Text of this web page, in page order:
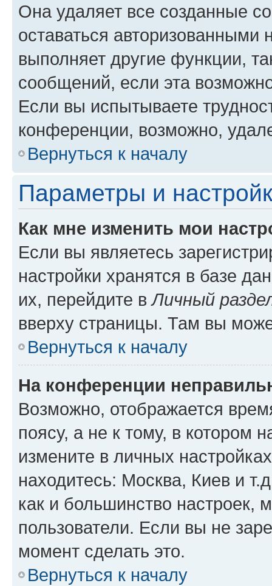
Она удаляет все созданные
оставаться авторизованными
выполняет другие функции,
сообщений, если эта
Если вы испытываете
конференции, возможно,
Вернуться к началу
Параметры и
Как мне изменить мои
Если вы являетесь
настройки хранятся в базе
их, перейдите вЛичный
вверху страницы. Там вы
Вернуться к началу
На конференции
Возможно, отображается
поясу, а не к тому, в котором
измените в личных
находитесь: Москва, Киев и
как и большинство настроек,
пользователи. Если вы не
момент сделать это.
Вернуться к началу